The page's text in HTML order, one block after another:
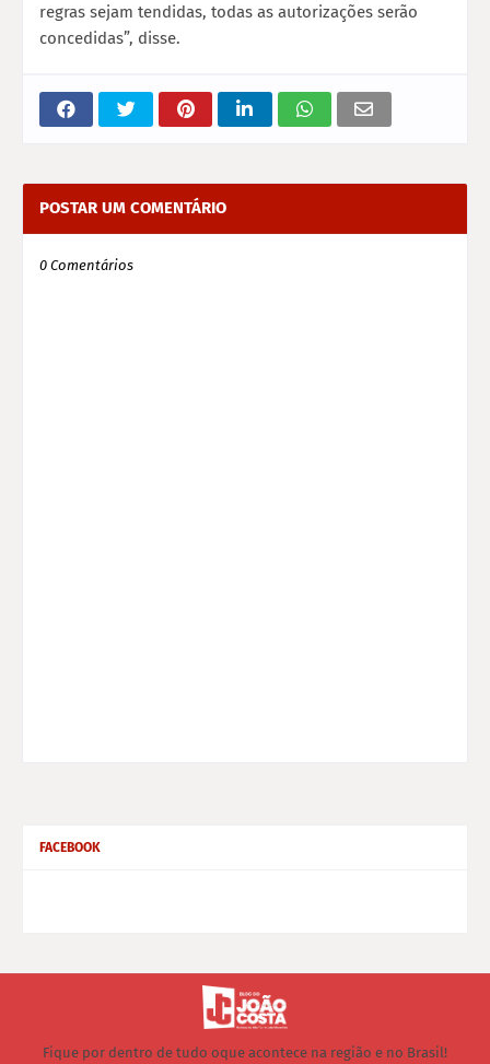
regras sejam tendidas, todas as autorizações serão
concedidas”, disse.
POSTAR UM COMENTÁRIO
0 Comentários
FACEBOOK
Fique por dentro de tudo oque acontece na região e no Brasil!